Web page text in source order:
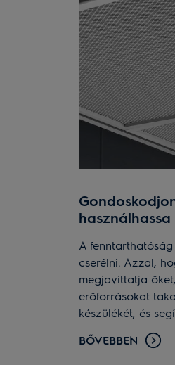
A
cserélni. Azzal,
megjavíttatja
erőforrásokat
készülékét, és
BŐVEBBEN